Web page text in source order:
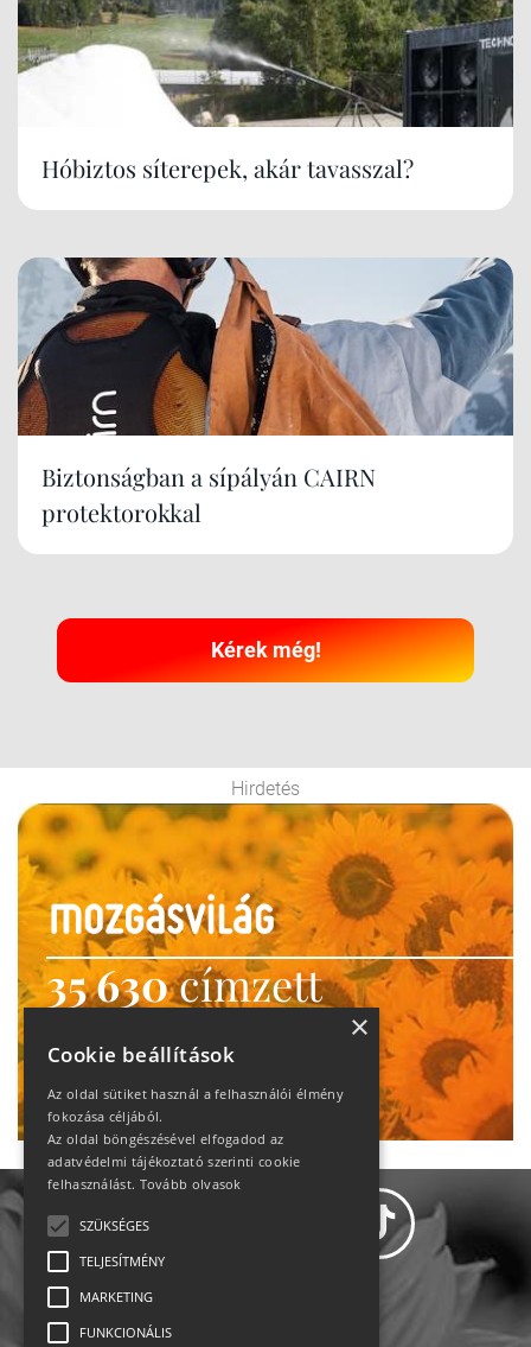
Hóbiztos síterepek, akár tavasszal?
Biztonságban a sípályán CAIRN
protektorokkal
Kérek még!
Hirdetés
35 630címzett
heti motiváció
Ne maradj le!
×
Cookie beállítások
Az oldal sütiket használ a felhasználói élmény
fokozása céljából.
Az oldal böngészésével elfogadod az
adatvédelmi tájékoztató szerinti cookie
felhasználást. Tovább olvasok
SZÜKSÉGES
TELJESÍTMÉNY
MARKETING
FUNKCIONÁLIS